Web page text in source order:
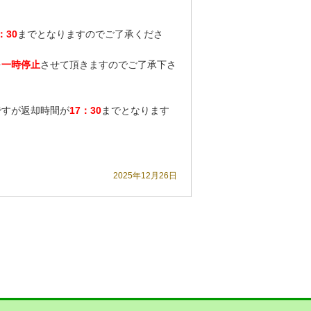
30までとなりますのでご了承くださ
一時停止させて頂きますのでご了承下さ
が返却時間が17：30までとなります
2025年12月26日